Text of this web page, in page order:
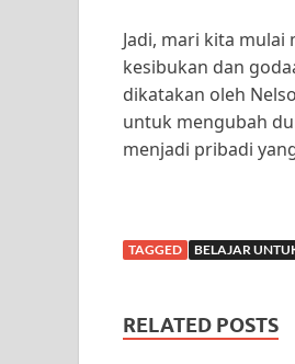
Jadi, mari kita
kesibukan dan
dikatakan oleh
untuk mengubah
menjadi pribadi
TAGGED BELAJAR
RELATED POSTS